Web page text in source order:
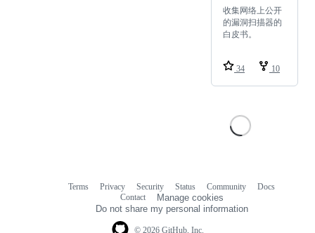
收集网络上公开
的漏洞扫描器的
白皮书。
34 10
© 2026 GitHub, Inc.
Terms Privacy Security Status Community
Docs
Contact
Manage cookies
Do not share my personal information